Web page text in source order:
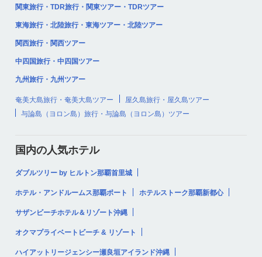
関東旅行・TDR旅行・関東ツアー・TDRツアー
東海旅行・北陸旅行・東海ツアー・北陸ツアー
関西旅行・関西ツアー
中四国旅行・中四国ツアー
九州旅行・九州ツアー
奄美大島旅行・奄美大島ツアー
屋久島旅行・屋久島ツアー
与論島（ヨロン島）旅行・与論島（ヨロン島）ツアー
国内の人気ホテル
ダブルツリー by ヒルトン那覇首里城
ホテル・アンドルームス那覇ポート ホテルストーク那覇新都心
サザンビーチホテル＆リゾート沖縄
オクマプライベートビーチ & リゾート
ハイアットリージェンシー瀬良垣アイランド沖縄